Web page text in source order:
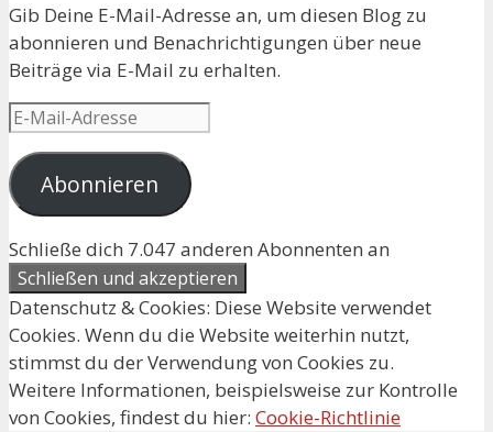
Gib Deine E-Mail-Adresse an, um diesen Blog zu
abonnieren und Benachrichtigungen über neue
Beiträge via E-Mail zu erhalten.
E-
Adresse
Abonnieren
Schließe dich 7.047 anderen Abonnenten an
Datenschutz & Cookies: Diese Website verwendet
Cookies. Wenn du die Website weiterhin nutzt,
stimmst du der Verwendung von Cookies zu.
Weitere Informationen, beispielsweise zur Kontrolle
von Cookies, findest du hier: Cookie-Richtlinie